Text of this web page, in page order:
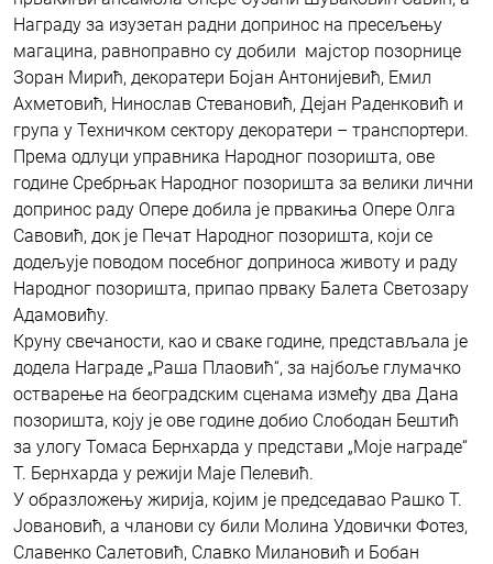
Награду за изузетан радни допринос на пресељењу
магацина, равноправно су добили мајстор позорнице
Зоран Мирић, декоратери Бојан Антонијевић, Емил
Ахметовић, Нинослав Стевановић, Дејан Раденковић и
група у Техничком сектору декоратери – транспортери.
Према одлуци управника Народног позоришта, ове
године Сребрњак Народног позоришта за велики лични
допринос раду Опере добила је првакиња Опере Олга
Савовић, док је Печат Народног позоришта, који се
додељује поводом посебног доприноса животу и раду
Народног позоришта, припао прваку Балета Светозару
Адамовићу.
Круну свечаности, као и сваке године, представљала је
додела Награде „Раша Плаовић“, за најбоље глумачко
остварење на београдским сценама између два Дана
позоришта, коју је ове године добио Слободан Бештић
за улогу Томаса Бернхарда у представи „Моје награде“
Т. Бернхарда у режији Маје Пелевић.
У образложењу жирија, којим је председавао Рашко Т.
Јовановић, а чланови су били Молина Удовички Фотез,
Славенко Салетовић, Славко Милановић и Бобан